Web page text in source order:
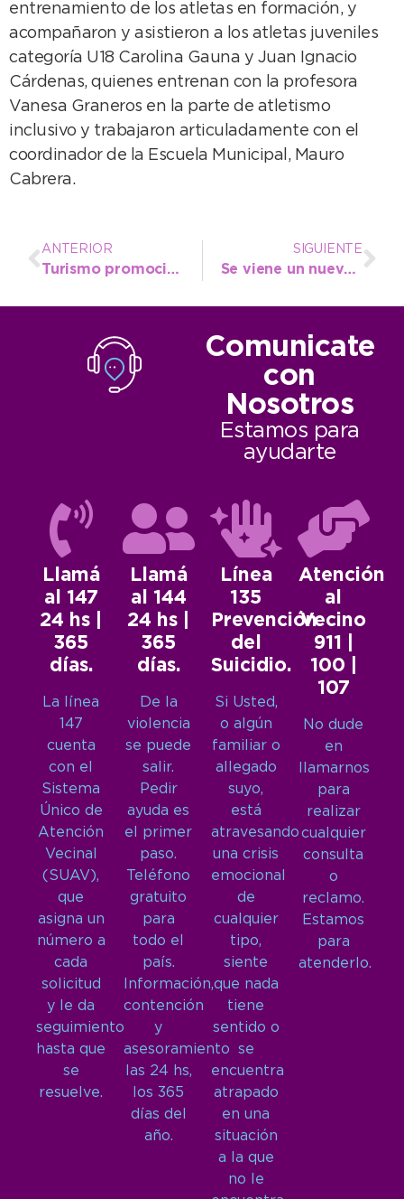
entrenamiento de los atletas en formación, y
acompañaron y asistieron a los atletas juveniles
categoría U18 Carolina Gauna y Juan Ignacio
Cárdenas, quienes entrenan con la profesora
Vanesa Graneros en la parte de atletismo
inclusivo y trabajaron articuladamente con el
coordinador de la Escuela Municipal, Mauro
Cabrera.
ANTERIOR
Turismo promociona un fin de semana largo con actividades en el Río Quequén
SIGUIENTE
Se viene un nuevo encuentro de jubilados, con almuerzo y shows artísticos
Comunicate
con
Nosotros
Estamos para
ayudarte
Llamá
al 147
24 hs |
365
días.
La línea
147
cuenta
con el
Sistema
Único de
Atención
Vecinal
(SUAV),
que
asigna un
número a
cada
solicitud
y le da
seguimiento
hasta que
se
resuelve.
Llamá
al 144
24 hs |
365
días.
De la
violencia
se puede
salir.
Pedir
ayuda es
el primer
paso.
Teléfono
gratuito
para
todo el
país.
Información,
contención
y
asesoramiento
las 24 hs,
los 365
días del
año.
Línea
135
Prevención
del
Suicidio.
Si Usted,
o algún
familiar o
allegado
suyo,
está
atravesando
una crisis
emocional
de
cualquier
tipo,
siente
que nada
tiene
sentido o
se
encuentra
atrapado
en una
situación
a la que
no le
Atención
al
Vecino
911 |
100 |
107
No dude
en
llamarnos
para
realizar
cualquier
consulta
o
reclamo.
Estamos
para
atenderlo.